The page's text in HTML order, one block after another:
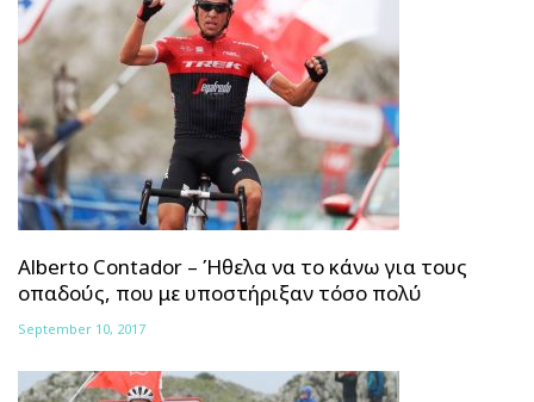
Alberto Contador – Ήθελα να το κάνω για τους
οπαδούς, που με υποστήριξαν τόσο πολύ
September 10, 2017